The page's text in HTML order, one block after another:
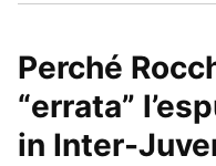
Perché
“errata”
in Inter-